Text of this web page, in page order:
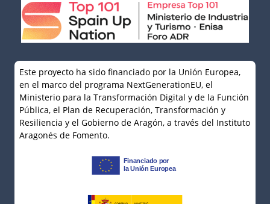
Este proyecto ha sido financiado por la Unión Europea,
en el marco del programa NextGenerationEU, el
Ministerio para la Transformación Digital y de la Función
Pública, el Plan de Recuperación, Transformación y
Resiliencia y el Gobierno de Aragón, a través del Instituto
Aragonés de Fomento.